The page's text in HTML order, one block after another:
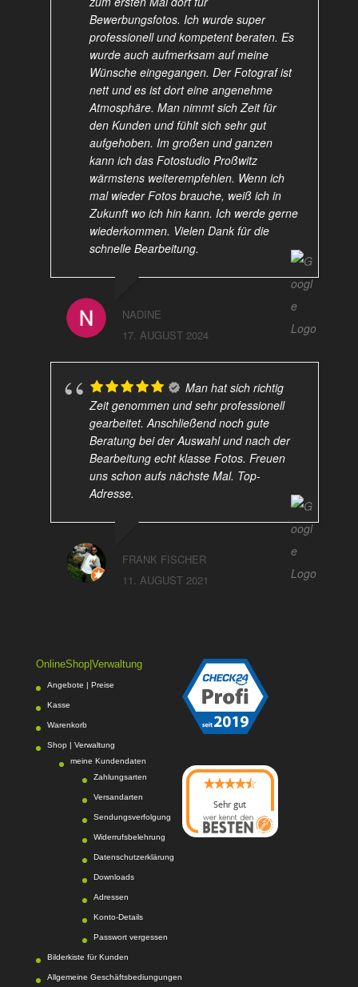
Bewerbungsfotos. Ich wurde super
professionell und kompetent beraten. Es
wurde auch aufmerksam auf meine
Wünsche eingegangen. Der Fotograf ist
nett und es ist dort eine angenehme
Atmosphäre. Man nimmt sich Zeit für
den Kunden und fühlt sich sehr gut
aufgehoben. Im großen und ganzen
kann ich das Fotostudio Proßwitz
wärmstens weiterempfehlen. Wenn ich
mal wieder Fotos brauche, weiß ich in
Zukunft wo ich hin kann. Ich werde gerne
wiederkommen. Vielen Dank für die
schnelle Bearbeitung.
NADINE
17. AUGUST 2024
Man hat sich richtig
Zeit genommen und sehr professionell
gearbeitet. Anschließend noch gute
Beratung bei der Auswahl und nach der
Bearbeitung echt klasse Fotos. Freuen
uns schon aufs nächste Mal. Top-
Adresse.
FRANK FISCHER
11. AUGUST 2021
OnlineShop|Verwaltung
Angebote | Preise
Kasse
Warenkorb
Shop | Verwaltung
meine Kundendaten
Zahlungsarten
Versandarten
Sendungsverfolgung
Widerrufsbelehrung
Datenschutzerklärung
Downloads
Adressen
Konto-Details
Passwort vergessen
Bilderkiste für Kunden
Allgemeine Geschäftsbediungungen
Sehr gut
08/2026
Photo-Proßwitzhat